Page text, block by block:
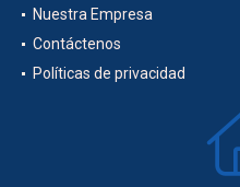
Nuestra Empresa
Contáctenos
Políticas de privacidad